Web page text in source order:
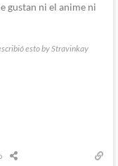
gustan ni el anime ni
esto by Stravinkay